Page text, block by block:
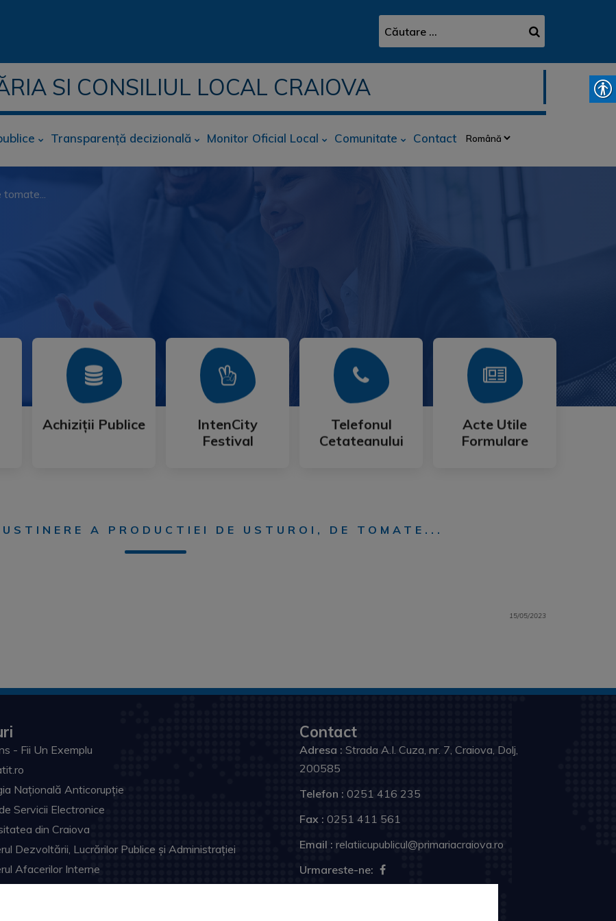
SI CONSILIUL LOCAL CRAIOVA
Transparență decizională Monitor Oficial Local Comunitate Contact
tomate...
Achiziții Publice
Achiziții Publice
Mai Mult
IntenCity
Festival
IntenCity
Festival
Mai Mult
Telefonul
Cetateanului
Telefonul
Cetateanului
Mai Mult
Acte Utile
Formulare
Acte Utile
Formulare
Mai Mult
A PRODUCTIEI DE USTUROI, DE TOMATE...
15/05/2023
- Fii Un Exemplu
Națională Anticorupție
Servicii Electronice
din Craiova
Dezvoltării, Lucrărilor Publice și Administrației
Afacerilor Interne
Judeţean Dolj
Contact
Adresa : Strada A.I. Cuza, nr. 7, Craiova, Dolj,
200585
Telefon : 0251 416 235
Fax : 0251 411 561
Email : relatiicupublicul@primariacraiova.ro
Urmareste-ne: